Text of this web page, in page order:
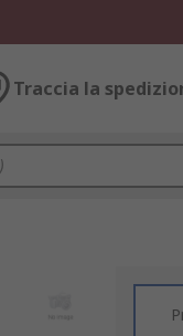
Traccia la